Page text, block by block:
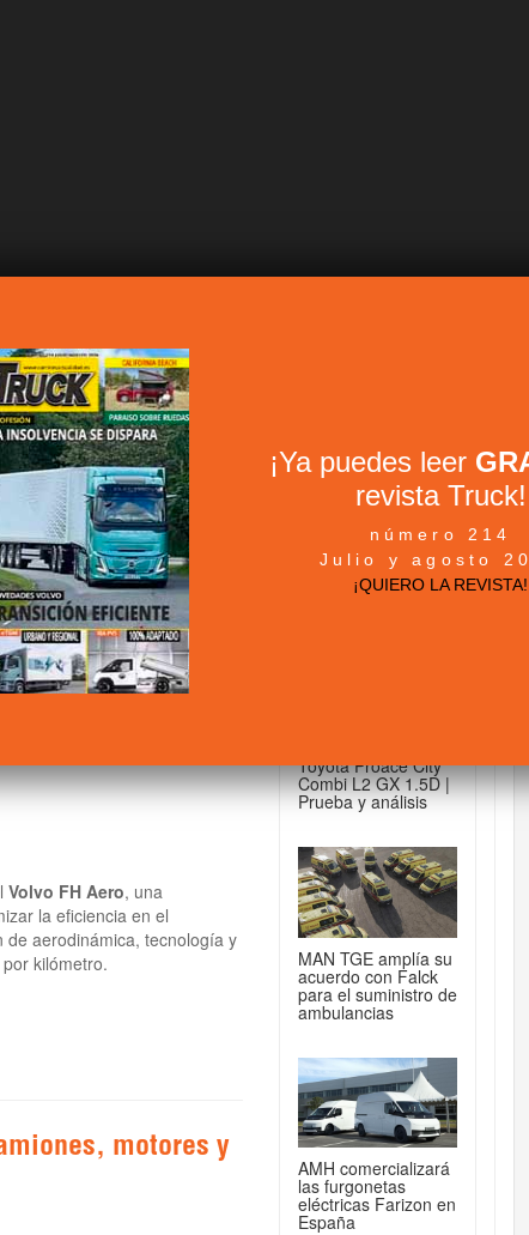
eficiente para
Volvo FH Aero, una
la eficiencia en el
aerodinámica, tecnología y
kilómetro.
motores y
+ NOTICIAS...
Toyota Proace City
Combi L2 GX 1.5D |
Prueba y análisis
MAN TGE amplía su
acuerdo con Falck
para el suministro de
ambulancias
AMH comercializará
las furgonetas
eléctricas Farizon en
España
¡Ya puedes leer
revista Truck!
número 214
Julio y agosto
¡QUIERO LA REVISTA!